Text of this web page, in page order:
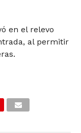
en el relevo
al permitir